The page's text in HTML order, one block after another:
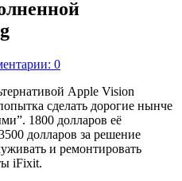
0
Apple Vision
сделать дорогие нынче
1800 долларов её
долларов за решение
и ремонтировать
iFixit.